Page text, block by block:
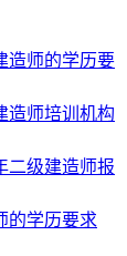
造师的学历要
造师培训机构
二级建造师报
的学历要求